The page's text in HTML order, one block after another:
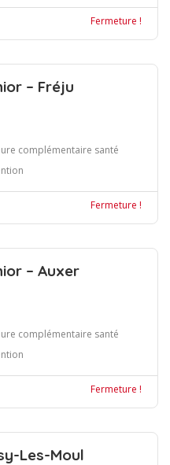
Fermeture !
– Fréju
complémentaire santé
Fermeture !
– Auxer
complémentaire santé
Fermeture !
Les-Moul